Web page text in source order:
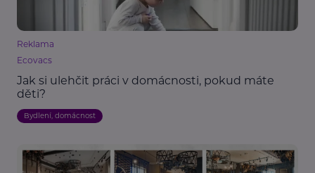
Reklama
Ecovacs
Jak si ulehčit práci v domácnosti, pokud máte
děti?
Bydlení, domácnost